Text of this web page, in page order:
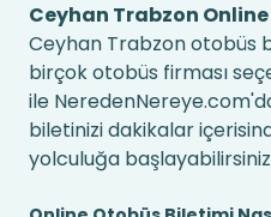
Ceyhan Trabzon
Ceyhan Trabzon otobüs
birçok otobüs firması
ile
biletinizi dakikalar
yolculuğa